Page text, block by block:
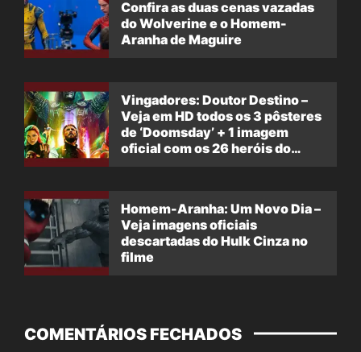
Confira as duas cenas vazadas
do Wolverine e o Homem-
Aranha de Maguire
Vingadores: Doutor Destino –
Veja em HD todos os 3 pôsteres
de ‘Doomsday’ + 1 imagem
oficial com os 26 heróis do
Homem-Aranha: Um Novo Dia –
Veja imagens oficiais
descartadas do Hulk Cinza no
filme
COMENTÁRIOS FECHADOS